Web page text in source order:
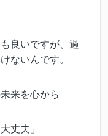
良いですが、過
ないんです。
来を心から
丈夫」